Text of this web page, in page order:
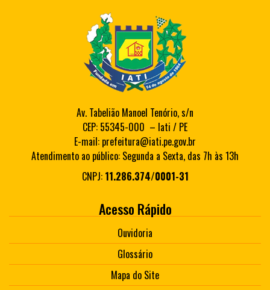
Av. Tabelião Manoel Tenório, s/n
CEP: 55345-000 – Iati / PE
E-mail: prefeitura@iati.pe.gov.br
Atendimento ao público: Segunda a Sexta, das 7h às 13h
CNPJ: 11.286.374/0001-31
Acesso Rápido
Ouvidoria
Glossário
Mapa do Site